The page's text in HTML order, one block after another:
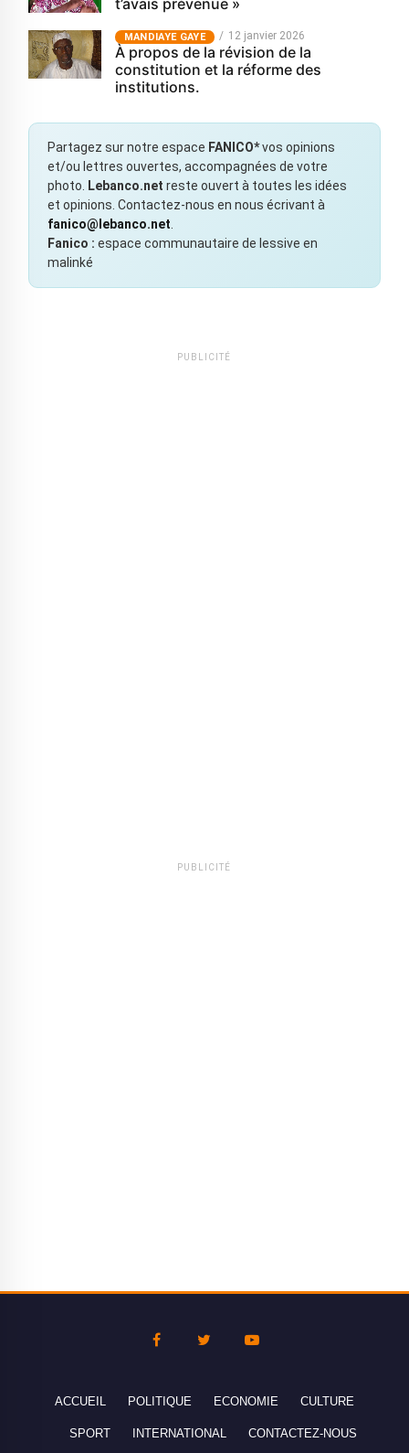
MANDIAYE GAYE 12 janvier 2026
À propos de la révision de la
constitution et la réforme des
institutions.
Partagez sur notre espace FANICO*vos opinions
et/ou lettres ouvertes, accompagnées de votre
photo.
Lebanco.net reste ouvert à toutes les idées
et opinions. Contactez-nous en nous écrivant à
fanico@lebanco.net
Fanico : espace communautaire de lessive en
malinké
PUBLICITÉ
PUBLICITÉ
ACCUEIL POLITIQUE ECONOMIE CULTURE
SPORT INTERNATIONAL CONTACTEZ-NOUS